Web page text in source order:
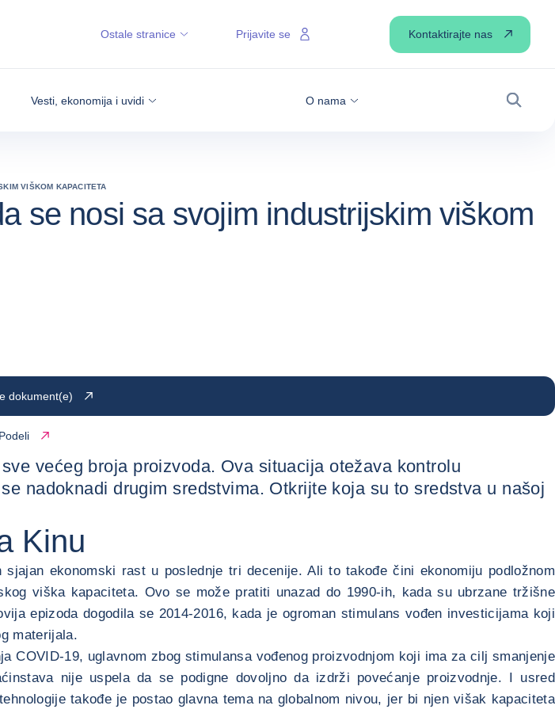
Vesti, ekonomija i uvidi O nama
Ostale stranice Prijavite se Kontaktirajte nas
VIŠKOM KAPACITETA
se nosi sa svojim industrijskim viškom
dokument(e)
Podeli
većeg broja proizvoda. Ova situacija otežava kontrolu
nadoknadi drugim sredstvima. Otkrijte koja su to sredstva u našoj
Kinu
ekonomski rast u poslednje tri decenije. Ali to takođe čini ekonomiju podložnom
viška kapaciteta. Ovo se može pratiti unazad do 1990-ih, kada su ubrzane tržišne
epizoda dogodila se 2014-2016, kada je ogroman stimulans vođen investicijama koji
materijala.
COVID-19, uglavnom zbog stimulansa vođenog proizvodnjom koji ima za cilj smanjenje
nije uspela da se podigne dovoljno da izdrži povećanje proizvodnje. I usred
takođe je postao glavna tema na globalnom nivou, jer bi njen višak kapaciteta